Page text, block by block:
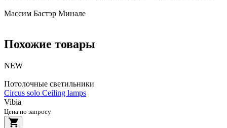
Массим Бастэр Минале
Похожие товары
NEW
Потолочные светильники
Circus solo Ceiling lamps
Vibia
Цена по запросу